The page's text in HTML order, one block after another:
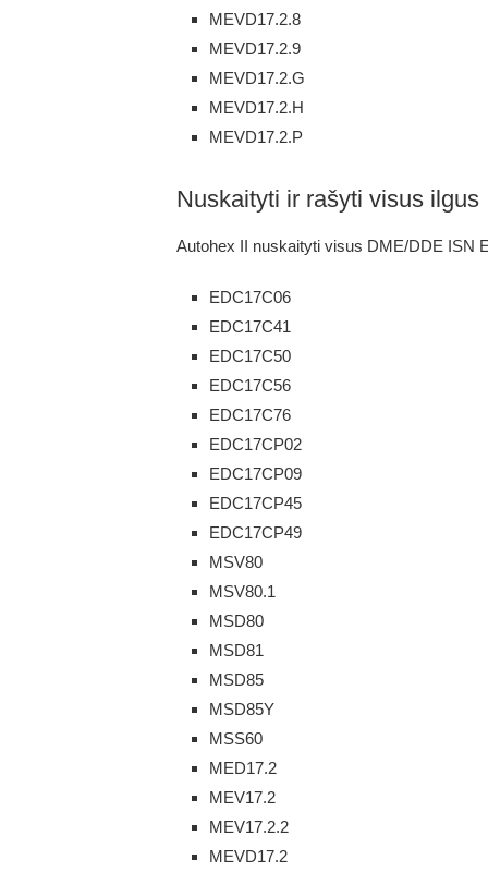
MEVD17.2.8
MEVD17.2.9
MEVD17.2.G
MEVD17.2.H
MEVD17.2.P
Nuskaityti ir rašyti visus
Autohex II nuskaityti visus DME/DDE ISN
EDC17C06
EDC17C41
EDC17C50
EDC17C56
EDC17C76
EDC17CP02
EDC17CP09
EDC17CP45
EDC17CP49
MSV80
MSV80.1
MSD80
MSD81
MSD85
MSD85Y
MSS60
MED17.2
MEV17.2
MEV17.2.2
MEVD17.2